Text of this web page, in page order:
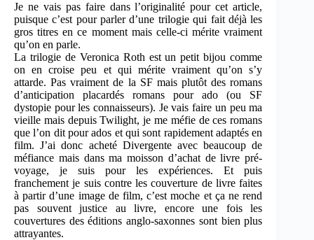
Je ne vais pas faire dans l’originalité pour cet article,
puisque c’est pour parler d’une trilogie qui fait déjà les
gros titres en ce moment mais celle-ci mérite vraiment
qu’on en parle.
La trilogie de Veronica Roth est un petit bijou comme
on en croise peu et qui mérite vraiment qu’on s’y
attarde. Pas vraiment de la SF mais plutôt des romans
d’anticipation placardés romans pour ado (ou SF
dystopie pour les connaisseurs). Je vais faire un peu ma
vieille mais depuis Twilight, je me méfie de ces romans
que l’on dit pour ados et qui sont rapidement adaptés en
film. J’ai donc acheté Divergente avec beaucoup de
méfiance mais dans ma moisson d’achat de livre pré-
voyage, je suis pour les expériences. Et puis
franchement je suis contre les couverture de livre faites
à partir d’une image de film, c’est moche et ça ne rend
pas souvent justice au livre, encore une fois les
couvertures des éditions anglo-saxonnes sont bien plus
attrayantes.